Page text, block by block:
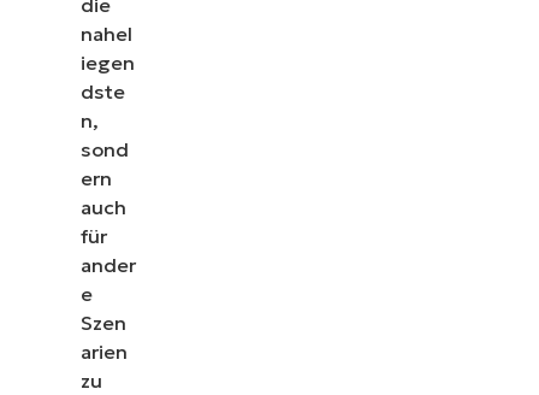
die
nahel
iegen
dste
n,
sond
ern
auch
für
ander
e
Szen
arien
zu